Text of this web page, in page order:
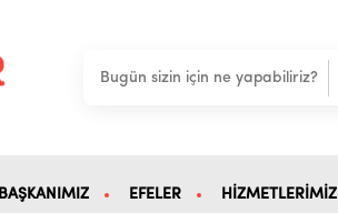
BAŞKANIMIZ EFELER HİZMETLERİMİZ